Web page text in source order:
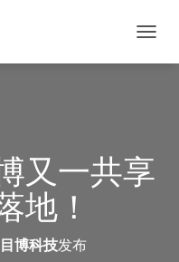
换
又一共享
地！
目博科技发布